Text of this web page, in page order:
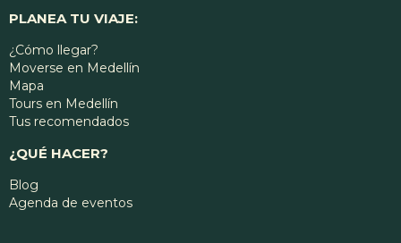
PLANEA TU VIAJE:
¿Cómo llegar?
Moverse en Medellín
Mapa
Tours en Medellín
Tus recomendados
¿QUÉ HACER?
Blog
Agenda de eventos